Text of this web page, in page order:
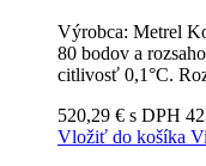
Výrobca: Metrel
80 bodov a
citlivosť 0,1°C.
520,29 € s DPH
Vložiť do košíka